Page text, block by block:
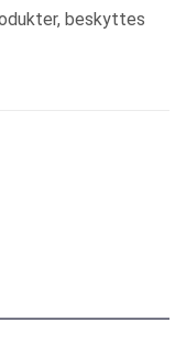
beskyttes